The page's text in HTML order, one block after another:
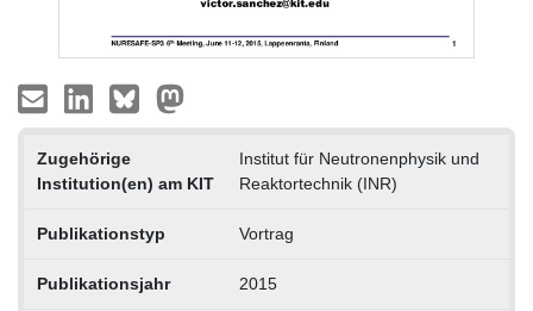
Zugehörige
Institution(en) am KIT
Institut für Neutronenphysik und
Reaktortechnik (INR)
Publikationstyp Vortrag
Publikationsjahr 2015